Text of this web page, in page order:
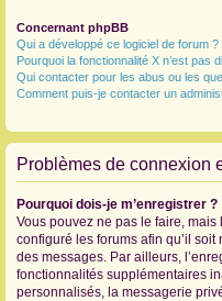
Concernant phpBB
Qui a développé ce logiciel de forum ?
Pourquoi la fonctionnalité X n’est pas
Qui contacter pour les abus ou les
Comment puis-je contacter un
Problèmes de connexion
Pourquoi dois-je m’enregistrer ?
Vous pouvez ne pas le faire,
configuré les forums afin qu’il
des messages. Par ailleurs,
fonctionnalités supplémentaires
personnalisés, la messagerie